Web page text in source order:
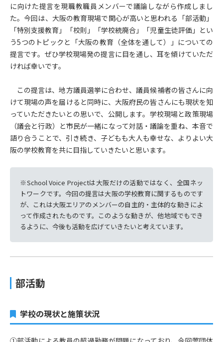
に向けた提言を現職教職員メンバーで議論しながら作成しまし
た。今回は、大阪の教育現場で関心が高いと思われる「部活動」
「特別支援教育」「校則」「学校統廃合」「児童生徒評価」とい
う5つのトピックと「大阪の教育（全体を通して）」についての
提言です。ぜひ学校現場発の提言に目を通し、耳を傾けていただ
ければ幸いです。
この提言は、地方議員選挙に合わせ、議員候補者の皆さんに向
けて現場の声を届けると同時に、大阪府民の皆さんにも現状を知
っていただきたいとの思いで、公開します。学校現場と政策現場
（議会と行政）と市民が一緒になって対話・議論を重ね、本音で
語り合うことで、引き続き、子どもも大人も幸せな、よりよい大
阪の学校教育を共に目指していきたいと思います。
※School Voice Projectは大阪だけの活動ではなく、全国ネッ
トワークです。今回の提言は大阪の学校教育に関するものです
が、これは大阪エリアのメンバーの自主的・主体的な動きによ
って作成されたものです。このような動きが、他地域でもでき
るように、今後も活動を広げていきたいと考えています。
部活動
学校の現状と施策状況